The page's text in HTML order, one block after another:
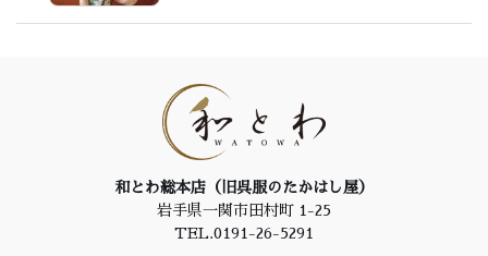
和とわ総本店（旧呉服のたかはし屋）
岩手県一関市田村町 1-25
TEL.0191-26-5291